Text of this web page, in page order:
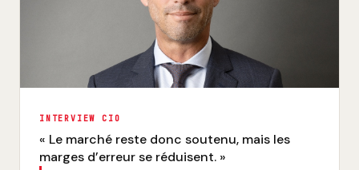
INTERVIEW CIO
« Le marché reste donc soutenu, mais les
marges d’erreur se réduisent. »